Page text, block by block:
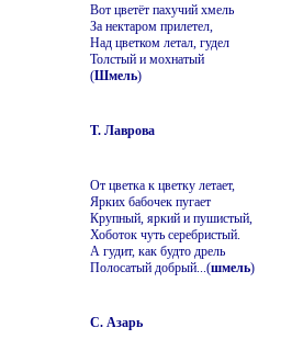
Вот цветёт пахучий хмель
За нектаром прилетел,
Над цветком летал, гудел
Толстый и мохнатый
(Шмель)
Т. Лаврова
От цветка к цветку летает,
Ярких бабочек пугает
Крупный, яркий и пушистый,
Хоботок чуть серебристый.
А гудит, как будто дрель
Полосатый добрый...(шмель)
С. Азарь